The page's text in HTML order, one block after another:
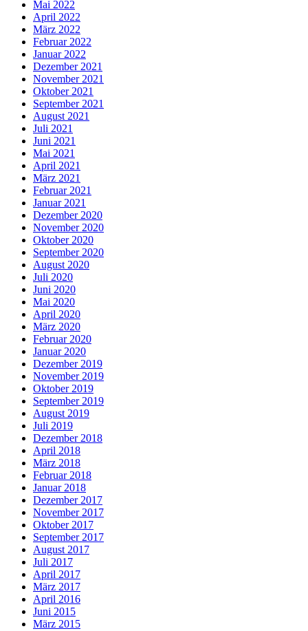
Mai 2022
April 2022
März 2022
Februar 2022
Januar 2022
Dezember 2021
November 2021
Oktober 2021
September 2021
August 2021
Juli 2021
Juni 2021
Mai 2021
April 2021
März 2021
Februar 2021
Januar 2021
Dezember 2020
November 2020
Oktober 2020
September 2020
August 2020
Juli 2020
Juni 2020
Mai 2020
April 2020
März 2020
Februar 2020
Januar 2020
Dezember 2019
November 2019
Oktober 2019
September 2019
August 2019
Juli 2019
Dezember 2018
April 2018
März 2018
Februar 2018
Januar 2018
Dezember 2017
November 2017
Oktober 2017
September 2017
August 2017
Juli 2017
April 2017
März 2017
April 2016
Juni 2015
März 2015